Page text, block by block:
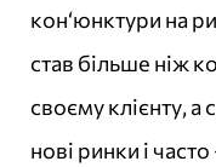
кон‘юнктури на
став більше ніж
своєму клієнту,
нові ринки і